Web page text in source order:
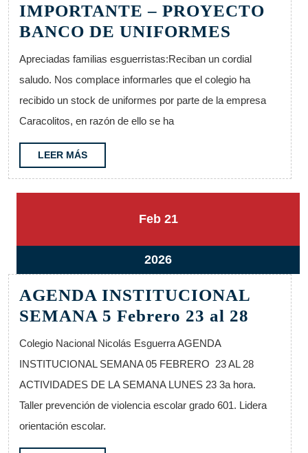
IMPORTANTE – PROYECTO
BANCO DE UNIFORMES
–
BANCO
Apreciadas familias esguerristas:Reciban un cordial
saludo. Nos complace informarles que el colegio ha
recibido un stock de uniformes por parte de la empresa
Caracolitos, en razón de ello se ha
LEER MÁSLEER
MÁS
Feb21
2026
2121
202621
febrero,
2026
AGENDA INSTITUCIONAL
SEMANA 5 Febrero 23 al 28
Colegio Nacional Nicolás Esguerra AGENDA
INSTITUCIONAL SEMANA 05 FEBRERO 23 AL 28
ACTIVIDADES DE LA SEMANA LUNES 23 3a hora.
Taller prevención de violencia escolar grado 601. Lidera
orientación escolar.